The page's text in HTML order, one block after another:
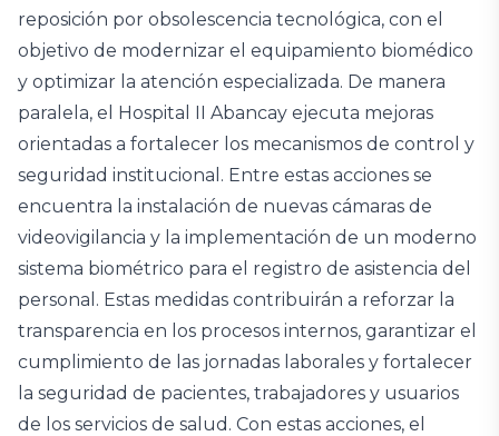
reposición por obsolescencia tecnológica, con el
objetivo de modernizar el equipamiento biomédico
y optimizar la atención especializada. De manera
paralela, el Hospital II Abancay ejecuta mejoras
orientadas a fortalecer los mecanismos de control y
seguridad institucional. Entre estas acciones se
encuentra la instalación de nuevas cámaras de
videovigilancia y la implementación de un moderno
sistema biométrico para el registro de asistencia del
personal. Estas medidas contribuirán a reforzar la
transparencia en los procesos internos, garantizar el
cumplimiento de las jornadas laborales y fortalecer
la seguridad de pacientes, trabajadores y usuarios
de los servicios de salud. Con estas acciones, el